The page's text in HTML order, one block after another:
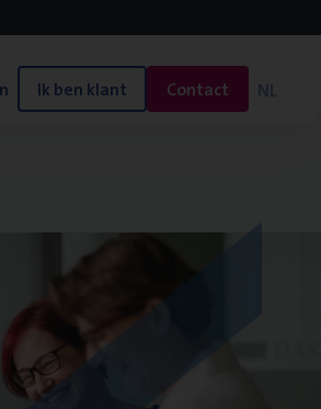
Ik ben klant Contact NL